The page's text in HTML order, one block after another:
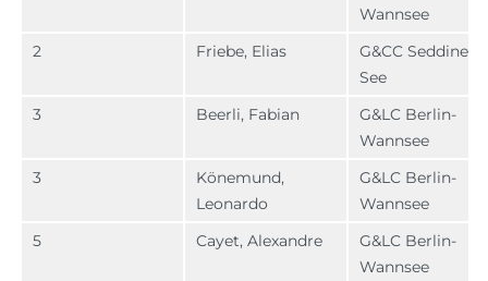
Wannsee
2
Friebe, Elias
G&CC Seddiner
See
3
Beerli, Fabian
G&LC Berlin-
Wannsee
3
Könemund,
Leonardo
G&LC Berlin-
Wannsee
5
Cayet, Alexandre
G&LC Berlin-
Wannsee